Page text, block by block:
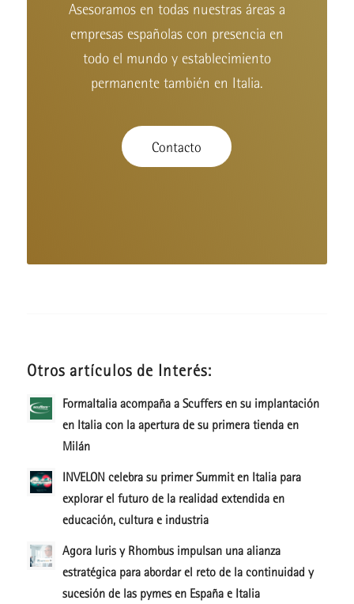
Asesoramos en todas nuestras áreas a
empresas españolas con presencia en
todo el mundo y establecimiento
permanente también en Italia.
Contacto
Otros artículos de Interés:
FormaItalia acompaña a Scuffers en su implantación
en Italia con la apertura de su primera tienda en
Milán
INVELON celebra su primer Summit en Italia para
explorar el futuro de la realidad extendida en
educación, cultura e industria
Agora Iuris y Rhombus impulsan una alianza
estratégica para abordar el reto de la continuidad y
sucesión de las pymes en España e Italia